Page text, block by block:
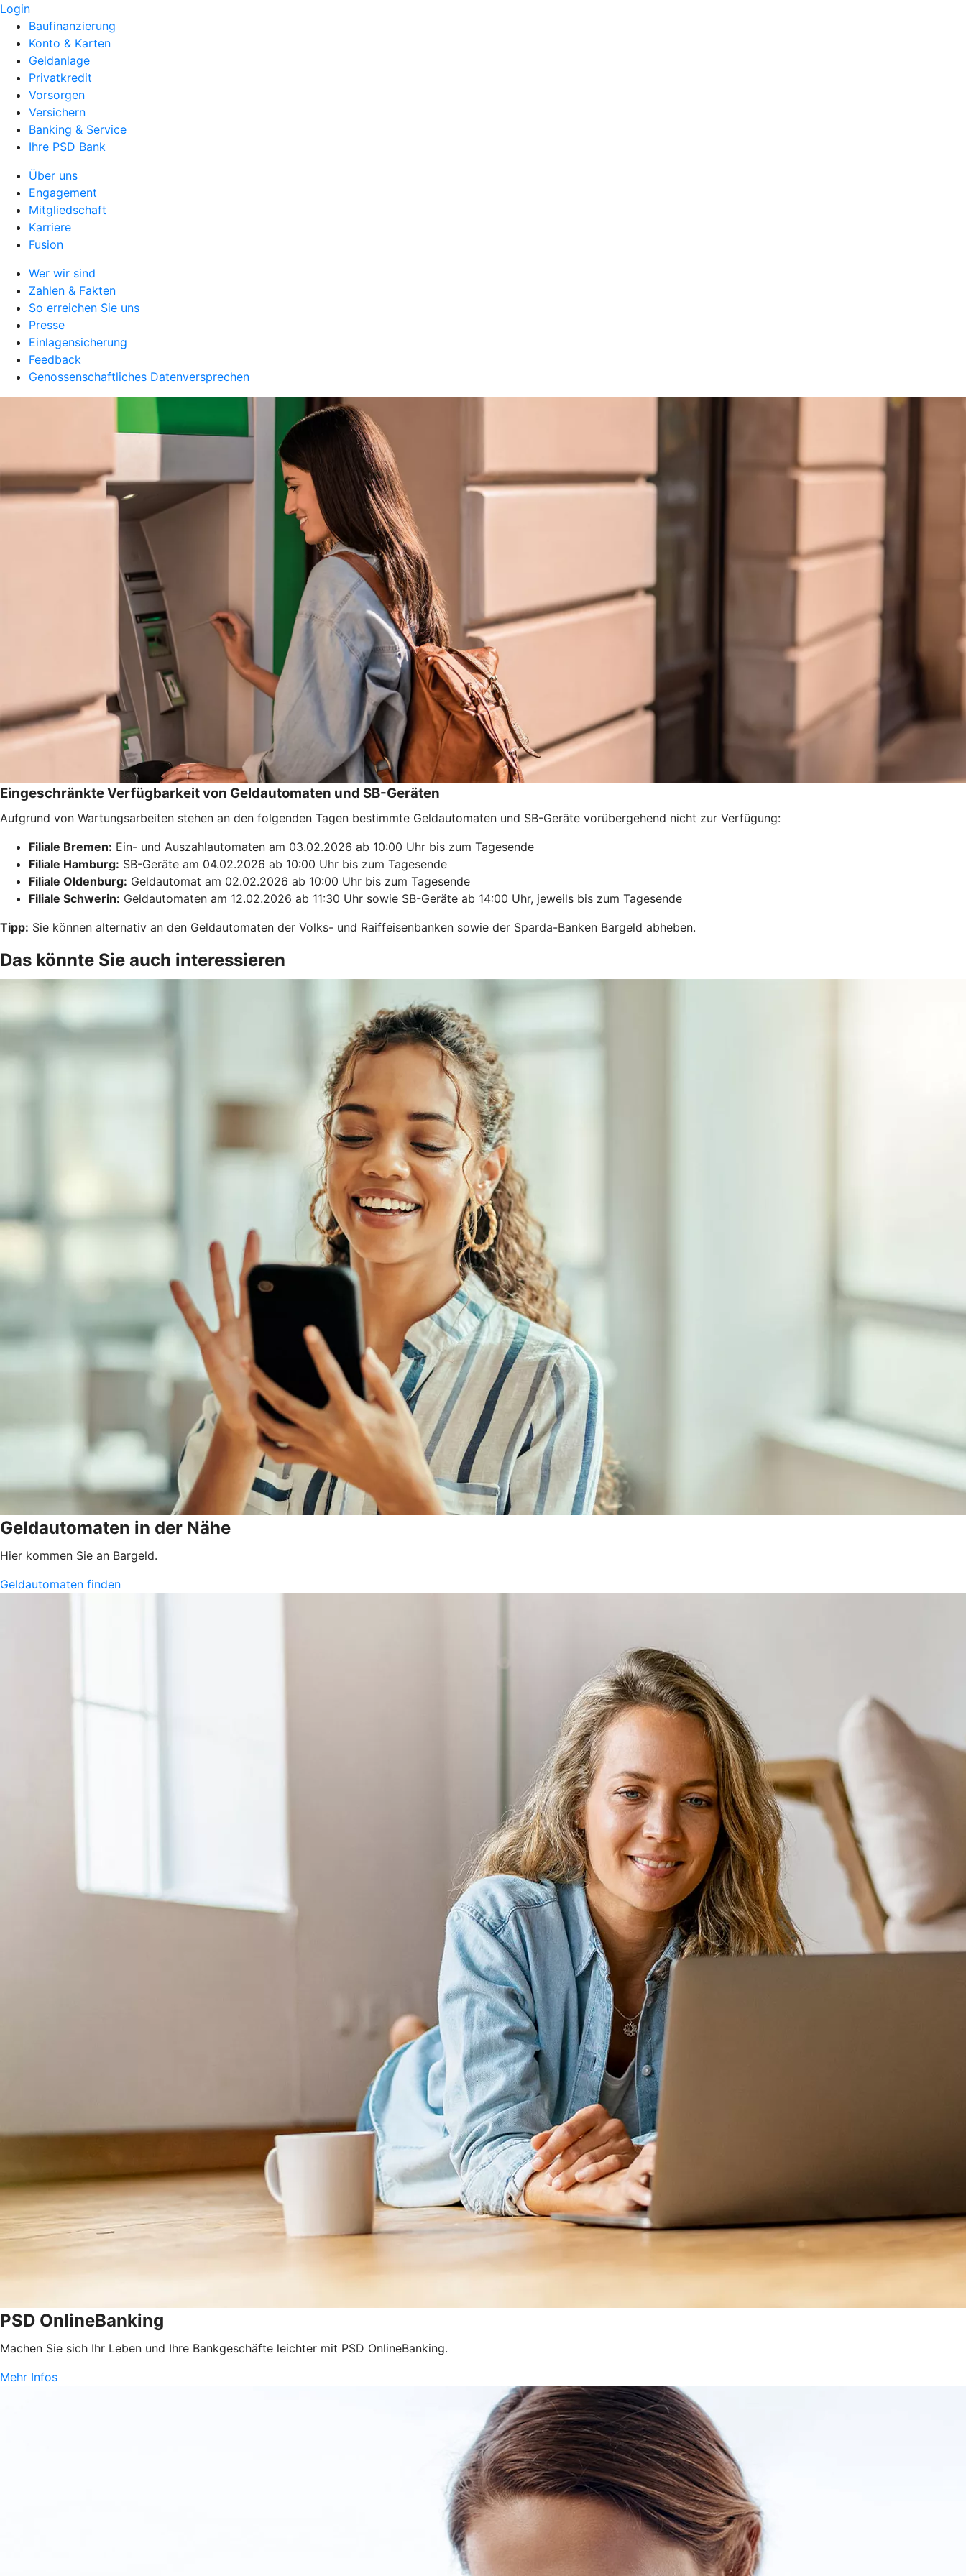
Login
Baufinanzierung
Konto & Karten
Geldanlage
Privatkredit
Vorsorgen
Versichern
Banking & Service
Ihre PSD Bank
Über uns
Engagement
Mitgliedschaft
Karriere
Fusion
Wer wir sind
Zahlen & Fakten
So erreichen Sie uns
Presse
Einlagensicherung
Feedback
Genossenschaftliches Datenversprechen
Eingeschränkte Verfügbarkeit von Geldautomaten und SB-Geräten
Aufgrund von Wartungsarbeiten stehen an den folgenden Tagen bestimmte Geldautomaten und SB-Geräte vorübergehend nicht zur Verfügung:
Filiale Bremen: Ein- und Auszahlautomaten am 03.02.2026 ab 10:00 Uhr bis zum Tagesende
Filiale Hamburg: SB-Geräte am 04.02.2026 ab 10:00 Uhr bis zum Tagesende
Filiale Oldenburg: Geldautomat am 02.02.2026 ab 10:00 Uhr bis zum Tagesende
Filiale Schwerin: Geldautomaten am 12.02.2026 ab 11:30 Uhr sowie SB-Geräte ab 14:00 Uhr, jeweils bis zum Tagesende
Tipp: Sie können alternativ an den Geldautomaten der Volks- und Raiffeisenbanken sowie der Sparda-Banken Bargeld abheben.
Das könnte Sie auch interessieren
Geldautomaten in der Nähe
Hier kommen Sie an Bargeld.
Geldautomaten finden
PSD OnlineBanking
Machen Sie sich Ihr Leben und Ihre Bankgeschäfte leichter mit PSD OnlineBanking.
Mehr Infos